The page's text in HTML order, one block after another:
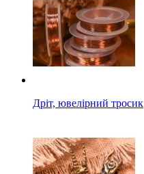
Дріт, ювелірний тросик